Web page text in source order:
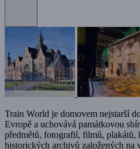
Train World je domovem nejstarší
Evropě a uchovává památkovou
předmětů, fotografií, filmů, plakátů,
historických archivů založených na